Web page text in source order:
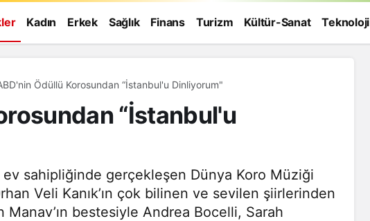
Kadın Erkek Sağlık Finans Turizm Kültür-Sanat Teknoloji
ABD'nin Ödüllü Korosundan “İstanbul'u Dinliyorum"
“İstanbul'u
ev sahipliğinde gerçekleşen Dünya Koro Müziği
Veli Kanık’ın çok bilinen ve sevilen şiirlerinden
Manav’ın bestesiyle Andrea Bocelli, Sarah